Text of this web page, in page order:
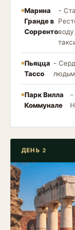
Марина
Гранде в
Сорренто
-
Пьяцца
Тассо
-
Парк Вилла
Коммунале
-
ДЕНЬ 2